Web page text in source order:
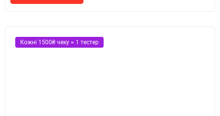
Кожні 1500₴ чеку = 1 тестер